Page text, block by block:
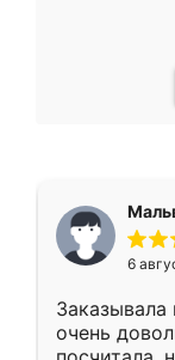
6
Заказывала
очень